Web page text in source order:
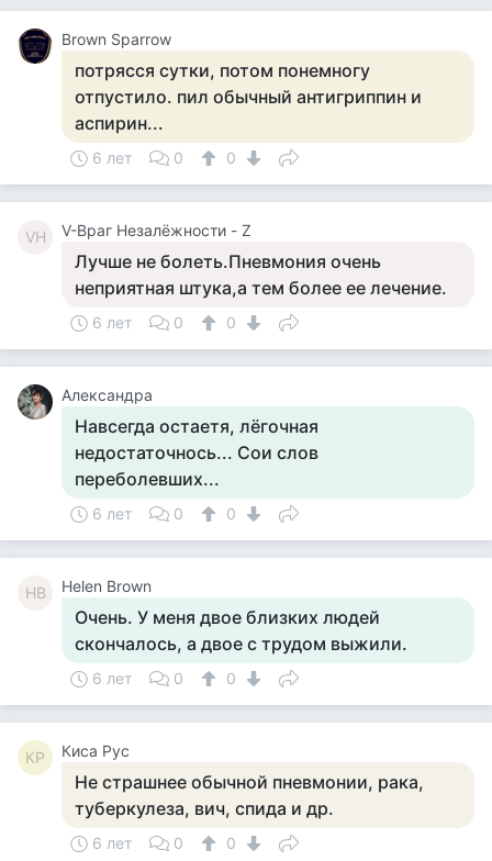
Brown Sparrow
потрясся сутки, потом понемногу
отпустило. пил обычный антигриппин и
аспирин...
6 лет 0 0
VН V-Враг Незалёжности - Z
Лучше не болеть.Пневмония очень
неприятная штука,а тем более ее лечение.
6 лет 0 0
Александра
Навсегда остаетя, лёгочная
недостаточнось... Сои слов
переболевших...
6 лет 0 0
HB Helen Brown
Очень. У меня двое близких людей
скончалось, а двое с трудом выжили.
6 лет 0 0
КР Киса Рус
Не страшнее обычной пневмонии, рака,
туберкулеза, вич, спида и др.
6 лет 0 0